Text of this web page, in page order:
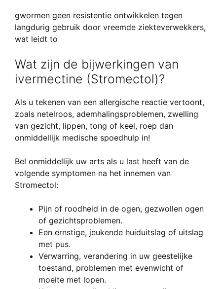
gwormen geen resistentie ontwikkelen tegen
langdurig gebruik door vreemde ziekteverwekkers,
wat leidt to
Wat zijn de bijwerkingen van
ivermectine (Stromectol)?
Als u tekenen van een allergische reactie vertoont,
zoals netelroos, ademhalingsproblemen, zwelling
van gezicht, lippen, tong of keel, roep dan
onmiddellijk medische spoedhulp in!
Bel onmiddellijk uw arts als u last heeft van de
volgende symptomen na het innemen van
Stromectol:
Pijn of roodheid in de ogen, gezwollen ogen
of gezichtsproblemen.
Een ernstige, jeukende huiduitslag of uitslag
met pus.
Verwarring, verandering in uw geestelijke
toestand, problemen met evenwicht of
moeite met lopen.